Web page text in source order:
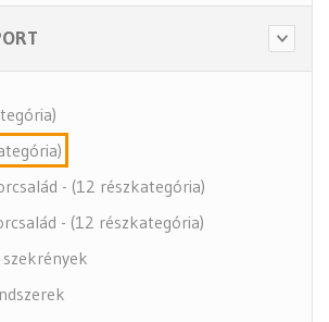
- (12 részkategória)
- (12 részkategória)